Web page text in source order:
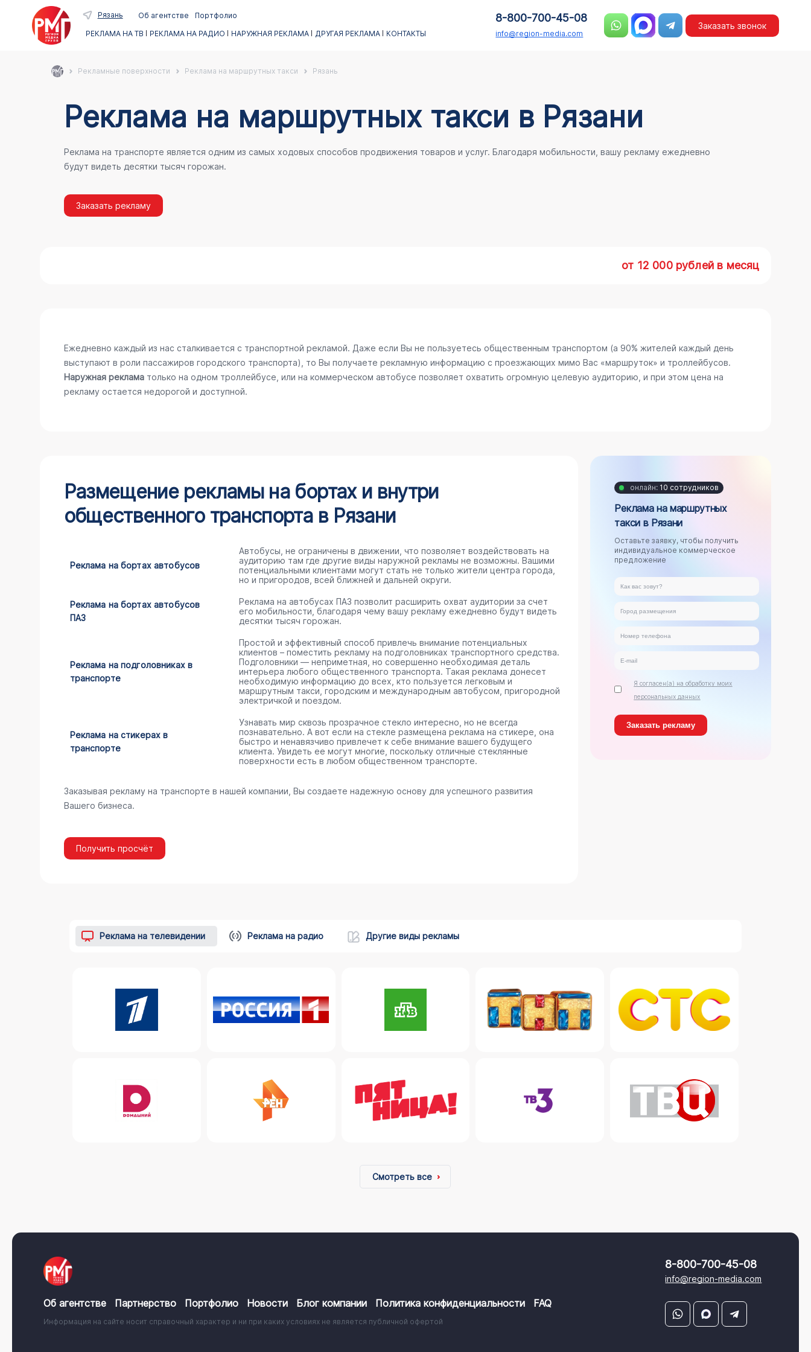
Рязань Об агентстве
Портфолио
РЕКЛАМА НА ТВ
РЕКЛАМА НА РАДИО НАРУЖНАЯ РЕКЛАМА ДРУГАЯ РЕКЛАМА КОНТАКТЫ
8-800-700-45-08
info@region-media.com
Заказать звонок
Рекламные поверхности Реклама на маршрутных такси Рязань
Реклама на маршрутных такси в Рязани
Реклама на транспорте является одним из самых ходовых способов продвижения товаров и услуг. Благодаря мобильности, вашу рекламу ежедневно
будут видеть десятки тысяч горожан.
Заказать рекламу
от 12 000 рублей в месяц
Ежедневно каждый из нас сталкивается с транспортной рекламой. Даже если Вы не пользуетесь общественным транспортом (а 90% жителей каждый день
выступают в роли пассажиров городского транспорта), то Вы получаете рекламную информацию с проезжающих мимо Вас «маршруток» и троллейбусов.
Наружная реклама только на одном троллейбусе, или на коммерческом автобусе позволяет охватить огромную целевую аудиторию, и при этом цена на
рекламу остается недорогой и доступной.
Размещение рекламы на бортах и внутри
общественного транспорта в Рязани
Реклама на бортах автобусов
Автобусы, не ограничены в движении, что позволяет воздействовать на
аудиторию там где другие виды наружной рекламы не возможны. Вашими
потенциальными клиентами могут стать не только жители центра города,
но и пригородов, всей ближней и дальней округи.
Реклама на бортах автобусов
ПАЗ
Реклама на автобусах ПАЗ позволит расширить охват аудитории за счет
его мобильности, благодаря чему вашу рекламу ежедневно будут видеть
десятки тысяч горожан.
Реклама на подголовниках в
транспорте
Простой и эффективный способ привлечь внимание потенциальных
клиентов – поместить рекламу на подголовниках транспортного средства.
Подголовники — неприметная, но совершенно необходимая деталь
интерьера любого общественного транспорта. Такая реклама донесет
необходимую информацию до всех, кто пользуется легковым и
маршрутным такси, городским и международным автобусом, пригородной
электричкой и поездом.
Реклама на стикерах в
транспорте
Узнавать мир сквозь прозрачное стекло интересно, но не всегда
познавательно. А вот если на стекле размещена реклама на стикере, она
быстро и ненавязчиво привлечет к себе внимание вашего будущего
клиента. Увидеть ее могут многие, поскольку отличные стеклянные
поверхности есть в любом общественном транспорте.
Заказывая рекламу на транспорте в нашей компании, Вы создаете надежную основу для успешного развития
Вашего бизнеса.
Получить просчёт
онлайн: 10 сотрудников
Реклама на маршрутных
такси в Рязани
Оставьте заявку, чтобы получить
индивидуальное коммерческое
предложение
Я согласен(а) на обработку моих
персональных данных
Реклама на телевидении Реклама на радио Другие виды рекламы
Смотреть все
8-800-700-45-08
info@region-media.com
Об агентстве Партнерство Портфолио Новости Блог компании Политика конфиденциальности FAQ
Информация на сайте носит справочный характер и ни при каких условиях не является публичной офертой